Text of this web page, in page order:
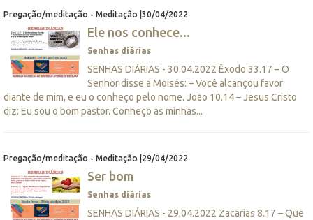
Pregação/meditação - Meditação |30/04/2022
Ele nos conhece...
Senhas diárias
SENHAS DIÁRIAS - 30.04.2022 Êxodo 33.17 – O
Senhor disse a Moisés: – Você alcançou favor
diante de mim, e eu o conheço pelo nome. João 10.14 – Jesus Cristo
diz: Eu sou o bom pastor. Conheço as minhas...
Pregação/meditação - Meditação |29/04/2022
Ser bom
Senhas diárias
SENHAS DIÁRIAS - 29.04.2022 Zacarias 8.17 – Que